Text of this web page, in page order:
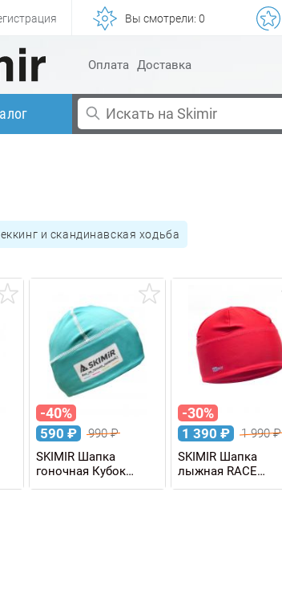
Вы смотрели: 0
Оплата Доставка
и скандинавская ходьба
-40%
590 ₽ 990₽
SKIMIR Шапка
гоночная Кубок
Богалий Сахалин
-30%
1 390 ₽ 1 990₽
SKIMIR Шапка
лыжная RACE
LEGEND